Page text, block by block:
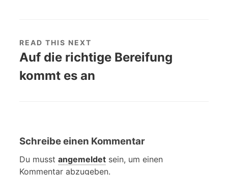
READ THIS NEXT
Auf die richtige Bereifung
kommt es an
Schreibe einen Kommentar
Du musst angemeldet sein, um einen
Kommentar abzugeben.